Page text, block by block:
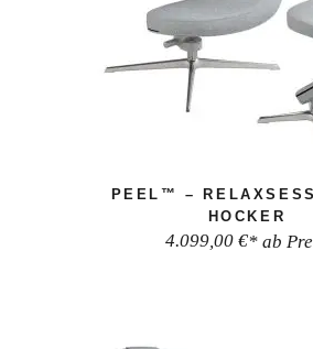
PEEL™ –
HOCKER
4.099,00 €* ab